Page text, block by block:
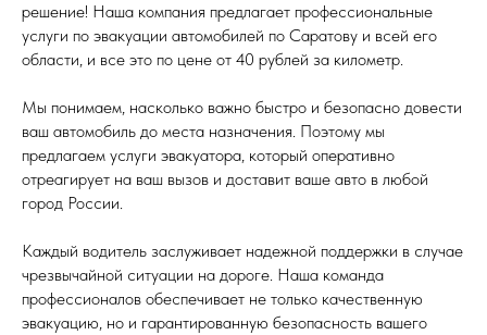
решение! Наша компания предлагает профессиональные
услуги по эвакуации автомобилей по Саратову и всей его
области, и все это по цене от 40 рублей за километр.
Мы понимаем, насколько важно быстро и безопасно довести
ваш автомобиль до места назначения. Поэтому мы
предлагаем услуги эвакуатора, который оперативно
отреагирует на ваш вызов и доставит ваше авто в любой
город России.
Каждый водитель заслуживает надежной поддержки в случае
чрезвычайной ситуации на дороге. Наша команда
профессионалов обеспечивает не только качественную
эвакуацию, но и гарантированную безопасность вашего